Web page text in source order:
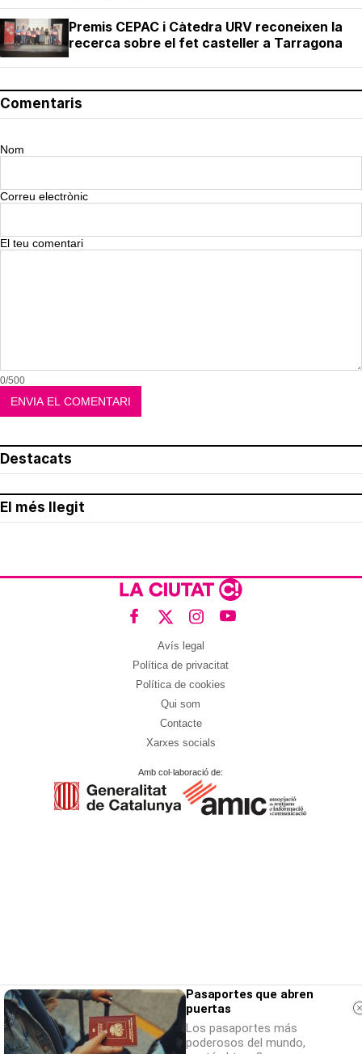
Premis CEPAC i Càtedra URV reconeixen la
recerca sobre el fet casteller a Tarragona
Comentaris
Nom
Correu electrònic
El teu comentari
0/500
Destacats
El més llegit
Avís legal
Política de privacitat
Política de cookies
Qui som
Contacte
Xarxes socials
Amb col·laboració de:
Pasaportes que abren
puertas
Los pasaportes más
poderosos del mundo,